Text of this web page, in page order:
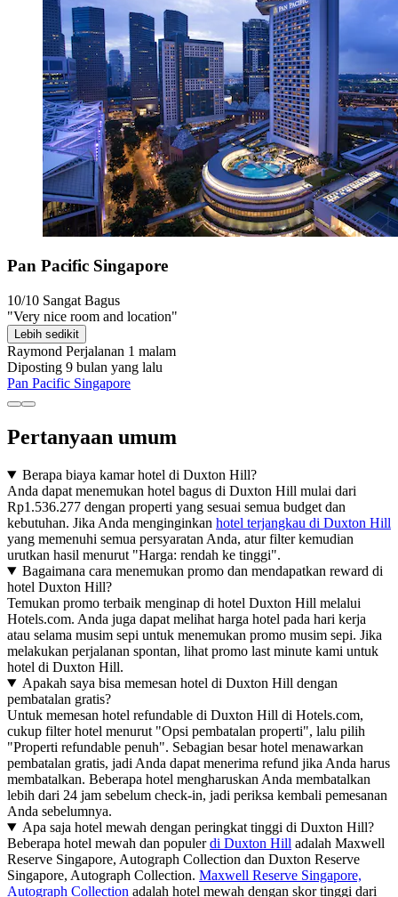
Pan Pacific Singapore
10/10 Sangat Bagus
"Very nice room and location"
Lebih sedikit
Raymond Perjalanan 1 malam
Diposting 9 bulan yang lalu
Pan Pacific Singapore
Pertanyaan umum
Berapa biaya kamar hotel di Duxton Hill?
Anda dapat menemukan hotel bagus di Duxton Hill mulai dari
Rp1.536.277 dengan properti yang sesuai semua budget dan
kebutuhan. Jika Anda menginginkan hotel terjangkau di Duxton Hill
yang memenuhi semua persyaratan Anda, atur filter kemudian
urutkan hasil menurut "Harga: rendah ke tinggi".
Bagaimana cara menemukan promo dan mendapatkan reward di
hotel Duxton Hill?
Temukan promo terbaik menginap di hotel Duxton Hill melalui
Hotels.com. Anda juga dapat melihat harga hotel pada hari kerja
atau selama musim sepi untuk menemukan promo musim sepi. Jika
melakukan perjalanan spontan, lihat promo last minute kami untuk
hotel di Duxton Hill.
Apakah saya bisa memesan hotel di Duxton Hill dengan
pembatalan gratis?
Untuk memesan hotel refundable di Duxton Hill di Hotels.com,
cukup filter hotel menurut "Opsi pembatalan properti", lalu pilih
"Properti refundable penuh". Sebagian besar hotel menawarkan
pembatalan gratis, jadi Anda dapat menerima refund jika Anda harus
membatalkan. Beberapa hotel mengharuskan Anda membatalkan
lebih dari 24 jam sebelum check-in, jadi periksa kembali pemesanan
Anda sebelumnya.
Apa saja hotel mewah dengan peringkat tinggi di Duxton Hill?
Beberapa hotel mewah dan populerdi Duxton Hill adalah Maxwell
Reserve Singapore, Autograph Collection dan Duxton Reserve
Singapore, Autograph Collection. Maxwell Reserve Singapore,
Autograph Collection adalah hotel mewah dengan skor tinggi dari